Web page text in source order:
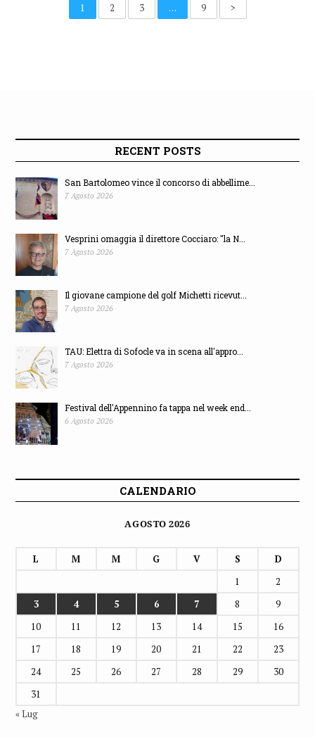
1 2 3 … 9 >
RECENT POSTS
San Bartolomeo vince il concorso di abbellime...
7 Agosto 2026
Vesprini omaggia il direttore Cocciaro: "la N...
7 Agosto 2026
Il giovane campione del golf Michetti ricevut...
7 Agosto 2026
TAU: Elettra di Sofocle va in scena all'appro...
7 Agosto 2026
Festival dell'Appennino fa tappa nel week end...
6 Agosto 2026
CALENDARIO
AGOSTO 2026
L M M G V S
D
1
2
3
4 5 6 7 8
9
10
11 12 13 14 15
16
17
18 19 20 21 22
23
24
25 26 27 28 29
30
31
« Lug